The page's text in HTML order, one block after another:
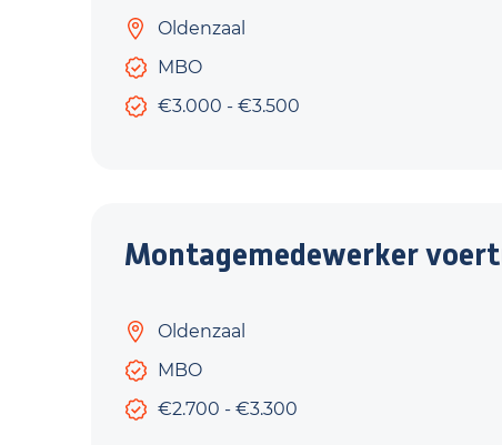
Oldenzaal
MBO
€3.000 - €3.500
Montagemedewerker
Oldenzaal
MBO
€2.700 - €3.300